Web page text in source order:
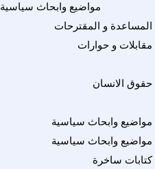
مواضيع وابحاث سياسية
المساعدة و المقترحات
مقابلات و حوارات
حقوق الانسان
مواضيع وابحاث سياسية
مواضيع وابحاث سياسية
كتابات ساخرة